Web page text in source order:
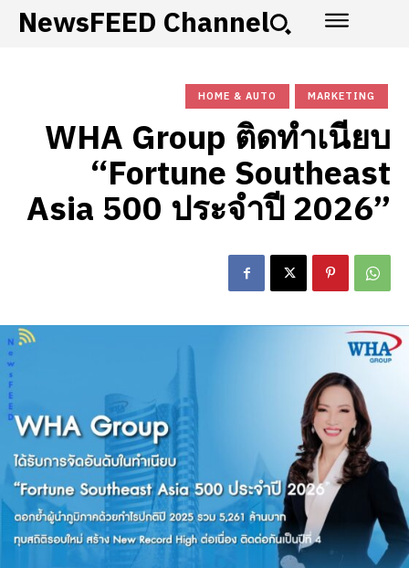
NewsFEED Channel
HOME & AUTO MARKETING
WHA Group ติดทำเนียบ
“Fortune Southeast
Asia 500 ประจำปี 2026”